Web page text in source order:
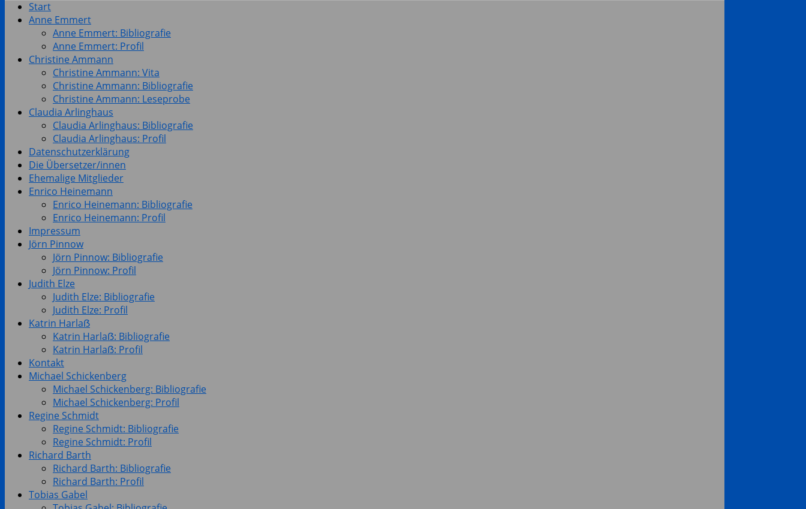
Start
Anne Emmert
Anne Emmert: Bibliografie
Anne Emmert: Profil
Christine Ammann
Christine Ammann: Vita
Christine Ammann: Bibliografie
Christine Ammann: Leseprobe
Claudia Arlinghaus
Claudia Arlinghaus: Bibliografie
Claudia Arlinghaus: Profil
Datenschutzerklärung
Die Übersetzer/innen
Ehemalige Mitglieder
Enrico Heinemann
Enrico Heinemann: Bibliografie
Enrico Heinemann: Profil
Impressum
Jörn Pinnow
Jörn Pinnow: Bibliografie
Jörn Pinnow: Profil
Judith Elze
Judith Elze: Bibliografie
Judith Elze: Profil
Katrin Harlaẞ
Katrin Harlaẞ: Bibliografie
Katrin Harlaẞ: Profil
Kontakt
Michael Schickenberg
Michael Schickenberg: Bibliografie
Michael Schickenberg: Profil
Regine Schmidt
Regine Schmidt: Bibliografie
Regine Schmidt: Profil
Richard Barth
Richard Barth: Bibliografie
Richard Barth: Profil
Tobias Gabel